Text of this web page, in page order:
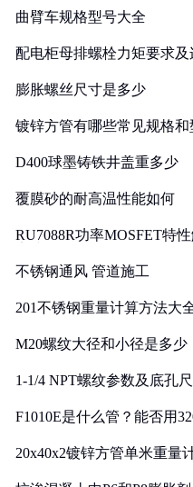
曲臂车规格型号大全
配电柜母排螺栓力矩要求
膨胀螺丝尺寸是多少
镀锌方管有哪些常见规格和
D400球墨铸铁井盖重多少
覆膜砂的耐高温性能如何
RU7088R功率MOSFET特
不锈钢通风 管道施工
201不锈钢重量计算方法大
M20螺纹大径和小径是多少
1-1/4 NPT螺纹参数及底孔
F1010E是什么管？能否用
20x40x2镀锌方管单米重量